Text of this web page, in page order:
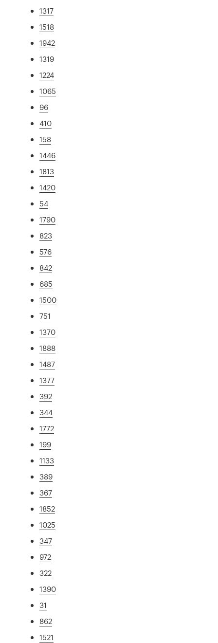
1317
1518
1942
1319
1224
1065
96
410
158
1446
1813
1420
54
1790
823
576
842
685
1500
751
1370
1888
1487
1377
392
344
1772
199
1133
389
367
1852
1025
347
972
322
1390
31
862
1521